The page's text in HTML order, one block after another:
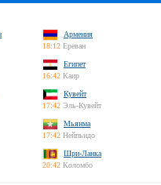
Армения
18:12 Ереван
Египет
16:42 Каир
Кувейт
17:42 Эль-Кувейт
Мьянма
17:42 Нейпьидо
Шри-Ланка
20:42 Коломбо